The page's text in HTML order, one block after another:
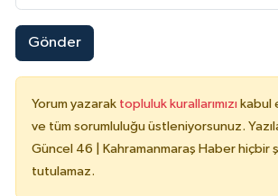
Gönder
Yorum yazarak topluluk kurallarımızı kabul
ve tüm sorumluluğu üstleniyorsunuz.
Güncel 46 | Kahramanmaraş Haber hiçbir
tutulamaz.